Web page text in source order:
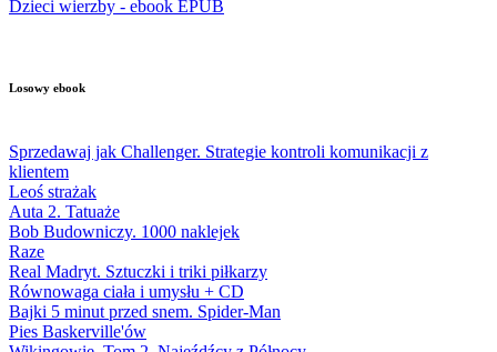
Dzieci wierzby - ebook EPUB
Losowy ebook
Sprzedawaj jak Challenger. Strategie kontroli komunikacji z
klientem
Leoś strażak
Auta 2. Tatuaże
Bob Budowniczy. 1000 naklejek
Raze
Real Madryt. Sztuczki i triki piłkarzy
Równowaga ciała i umysłu + CD
Bajki 5 minut przed snem. Spider-Man
Pies Baskerville'ów